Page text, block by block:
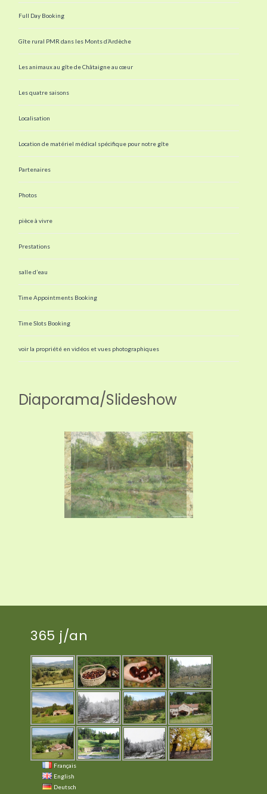
Full Day Booking
Gîte rural PMR dans les Monts d’Ardèche
Les animaux au gîte de Châtaigne au cœur
Les quatre saisons
Localisation
Location de matériel médical spécifique pour notre gîte
Partenaires
Photos
pièce à vivre
Prestations
salle d’eau
Time Appointments Booking
Time Slots Booking
voir la propriété en vidéos et vues photographiques
Diaporama/Slideshow
365 j/an
Français
English
Deutsch